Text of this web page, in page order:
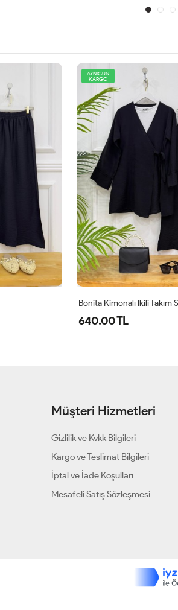
YENİ
AYNIGÜN
KARGO
Comfor Ikili Takım Ekru
1,100.00 TL
Müşteri Hizmetleri
Gizlilik ve Kvkk Bilgileri
Kargo ve Teslimat Bilgileri
İptal ve İade Koşulları
Mesafeli Satış Sözleşmesi